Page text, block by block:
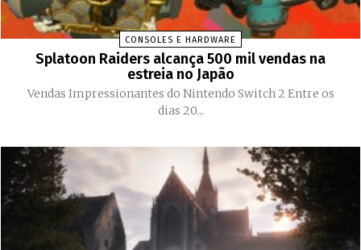
CONSOLES E HARDWARE
Splatoon Raiders alcança 500 mil vendas na
estreia no Japão
Vendas Impressionantes do Nintendo Switch 2 Entre os
dias 20...